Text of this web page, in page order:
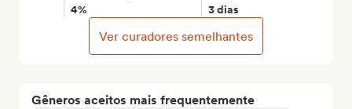
Gêneros aceitos mais frequentemente
4% 3 dias
Ver curadores semelhantes